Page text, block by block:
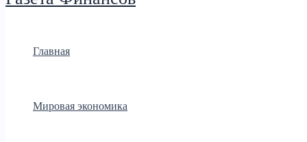
Главная
Мировая экономика